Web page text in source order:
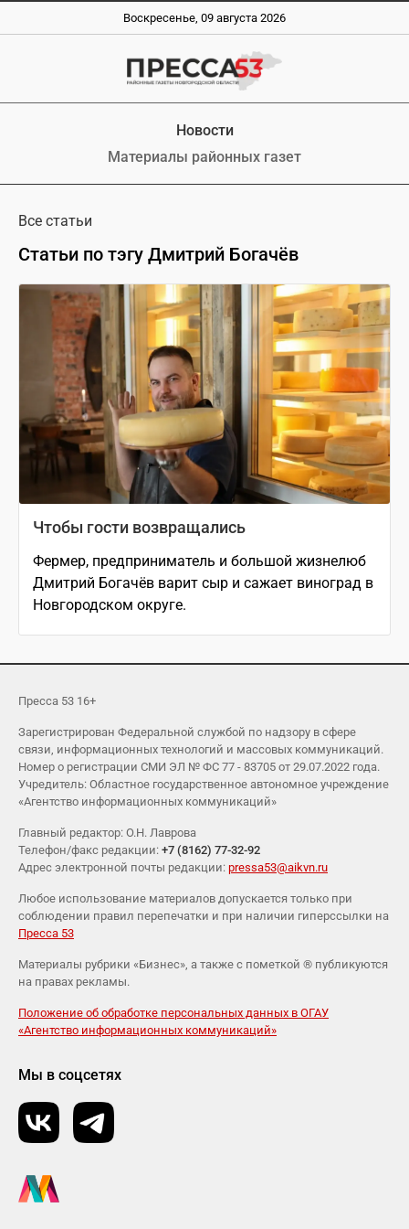
Воскресенье, 09 августа 2026
Новости
Материалы районных газет
Все статьи
Статьи по тэгу Дмитрий Богачёв
Чтобы гости возвращались
Фермер, предприниматель и большой жизнелюб
Дмитрий Богачёв варит сыр и сажает виноград в
Новгородском округе.
Пресса 53 16+
Зарегистрирован Федеральной службой по надзору в сфере
связи, информационных технологий и массовых коммуникаций.
Номер о регистрации СМИ ЭЛ № ФС 77 - 83705 от 29.07.2022 года.
Учредитель: Областное государственное автономное учреждение
«Агентство информационных коммуникаций»
Главный редактор: О.Н. Лаврова
Телефон/факс редакции: +7 (8162) 77-32-92
Адрес электронной почты редакции: pressa53@aikvn.ru
Любое использование материалов допускается только при
соблюдении правил перепечатки и при наличии гиперссылки на
Пресса 53
Материалы рубрики «Бизнес», а также с пометкой ® публикуются
на правах рекламы.
Положение об обработке персональных данных в ОГАУ
«Агентство информационных коммуникаций»
Мы в соцсетях